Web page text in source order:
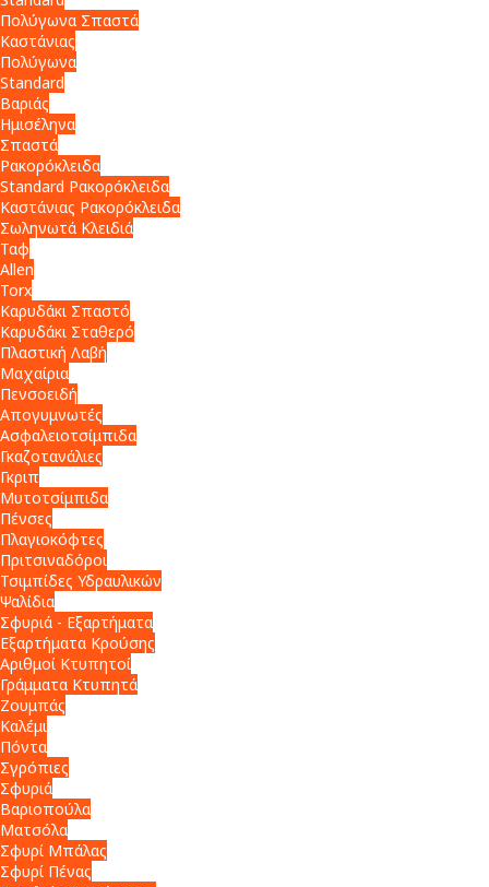
Πολύγωνα Σπαστά
Καστάνιας
Πολύγωνα
Standard
Βαριάς
Ημισέληνα
Σπαστά
Ρακορόκλειδα
Standard Ρακορόκλειδα
Καστάνιας Ρακορόκλειδα
Σωληνωτά Κλειδιά
Ταφ
Allen
Torx
Καρυδάκι Σπαστό
Καρυδάκι Σταθερό
Πλαστική Λαβή
Μαχαίρια
Πενσοειδή
Απογυμνωτές
Ασφαλειοτσίμπιδα
Γκαζοτανάλιες
Γκριπ
Μυτοτσίμπιδα
Πένσες
Πλαγιοκόφτες
Πριτσιναδόροι
Τσιμπίδες Υδραυλικών
Ψαλίδια
Σφυριά - Εξαρτήματα
Εξαρτήματα Κρούσης
Αριθμοί Κτυπητοί
Γράμματα Κτυπητά
Ζουμπάς
Καλέμι
Πόντα
Σγρόπιες
Σφυριά
Βαριοπούλα
Ματσόλα
Σφυρί Μπάλας
Σφυρί Πένας